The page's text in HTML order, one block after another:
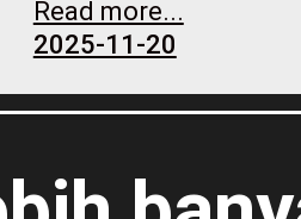
Read more...
2025-11-20